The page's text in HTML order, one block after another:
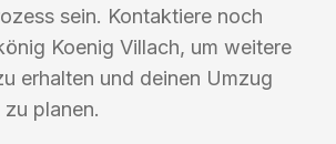
sein. Kontaktiere noch
Koenig Villach, um weitere
erhalten und deinen Umzug
planen.